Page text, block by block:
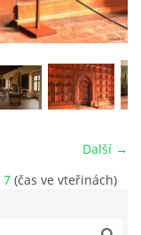
Další →
7 (čas ve vteřinách)